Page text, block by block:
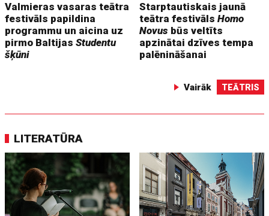
Valmieras vasaras teātra
festivāls papildina
programmu un aicina uz
pirmo BaltijasStudentu
šķūni
Starptautiskais jaunā
teātra festivālsHomo
Novus būs veltīts
apzinātai dzīves tempa
palēnināšanai
Vairāk TEĀTRIS
LITERATŪRA